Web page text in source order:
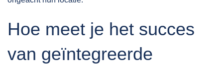
Hoe meet je het succes
van geïntegreerde